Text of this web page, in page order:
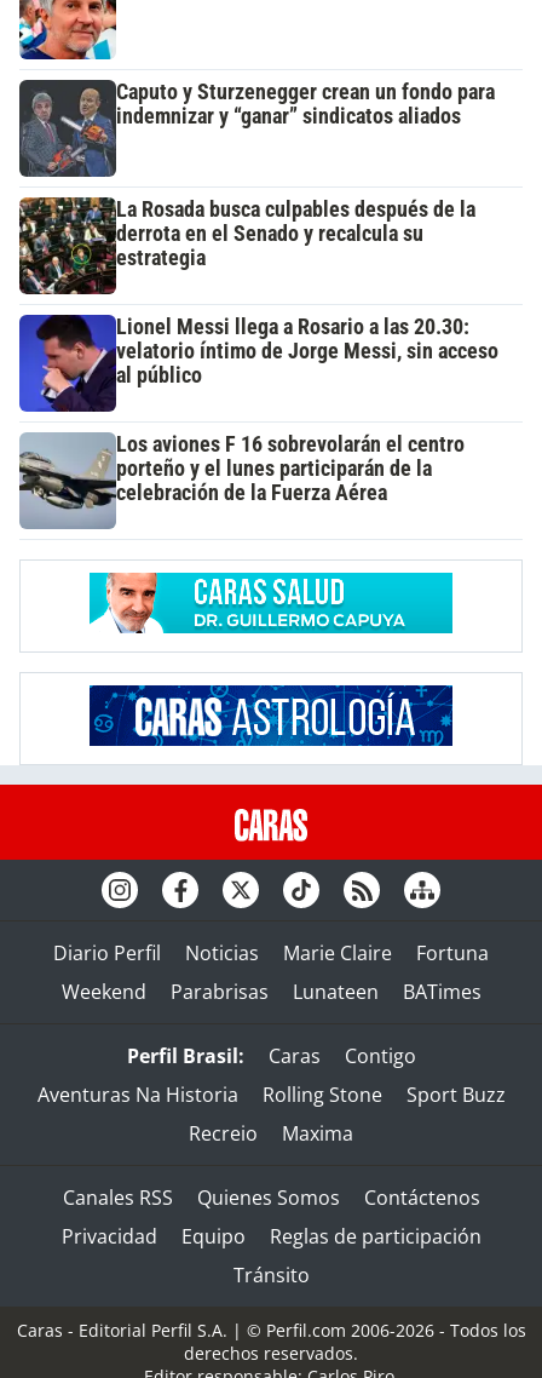
Caputo y Sturzenegger crean un fondo para
indemnizar y “ganar” sindicatos aliados
La Rosada busca culpables después de la
derrota en el Senado y recalcula su
estrategia
Lionel Messi llega a Rosario a las 20.30:
velatorio íntimo de Jorge Messi, sin acceso
al público
Los aviones F 16 sobrevolarán el centro
porteño y el lunes participarán de la
celebración de la Fuerza Aérea
Diario Perfil Noticias Marie Claire
Fortuna
Weekend
Parabrisas Lunateen BATimes
Perfil Brasil: Caras
Contigo
Aventuras Na Historia
Rolling Stone
Sport Buzz
Recreio
Maxima
Canales RSS Quienes Somos
Contáctenos
Privacidad
Equipo
Reglas de participación
Tránsito
Caras - Editorial Perfil S.A. | © Perfil.com 2006-2026 - Todos los
derechos reservados.